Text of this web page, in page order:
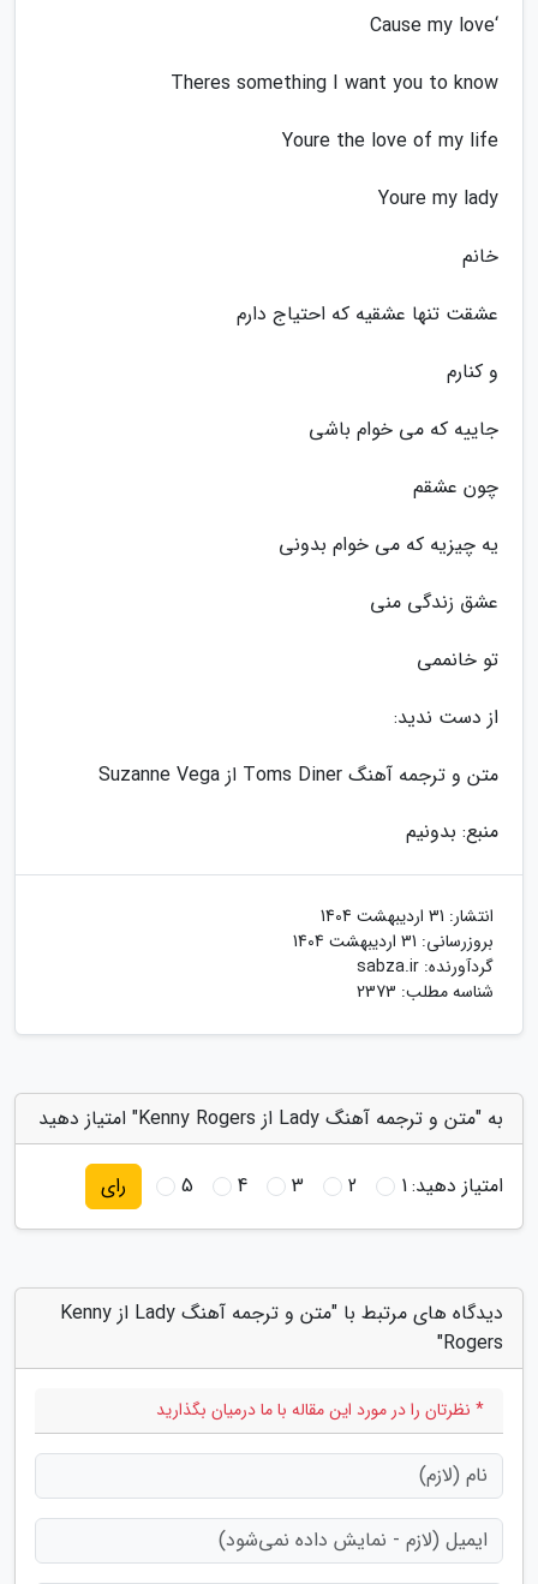
‘Cause my love
Theres something I want you to know
Youre the love of my life
Youre my lady
خانم
عشقت تنها عشقیه که احتیاج دارم
و کنارم
جاییه که می خوام باشی
چون عشقم
یه چیزیه که می خوام بدونی
عشق زندگی منی
تو خانممی
از دست ندید:
متن و ترجمه آهنگ Toms Diner از Suzanne Vega
منبع: بدونیم
انتشار: 31 اردیبهشت 1404
بروزرسانی: 31 اردیبهشت 1404
گردآورنده: sabza.ir
شناسه مطلب: 2373
به "متن و ترجمه آهنگ Lady از Kenny Rogers" امتیاز دهید
امتیاز دهید:1
2
3
4
5 رای
دیدگاه های مرتبط با "متن و ترجمه آهنگ Lady از Kenny
Rogers"
* نظرتان را در مورد این مقاله با ما درمیان بگذارید